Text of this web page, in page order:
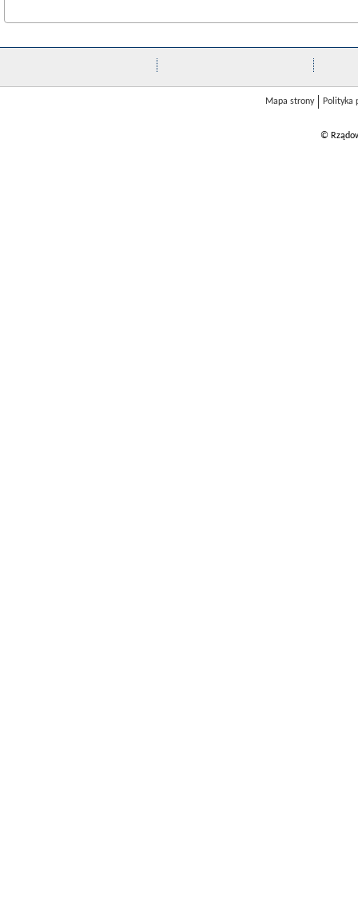
Mapa strony Polityka
©